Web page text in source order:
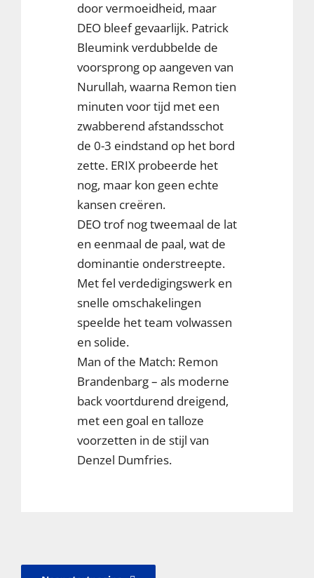
door vermoeidheid, maar
DEO bleef gevaarlijk. Patrick
Bleumink verdubbelde de
voorsprong op aangeven van
Nurullah, waarna Remon tien
minuten voor tijd met een
zwabberend afstandsschot
de 0-3 eindstand op het bord
zette. ERIX probeerde het
nog, maar kon geen echte
kansen creëren.
DEO trof nog tweemaal de lat
en eenmaal de paal, wat de
dominantie onderstreepte.
Met fel verdedigingswerk en
snelle omschakelingen
speelde het team volwassen
en solide.
Man of the Match: Remon
Brandenbarg – als moderne
back voortdurend dreigend,
met een goal en talloze
voorzetten in de stijl van
Denzel Dumfries.